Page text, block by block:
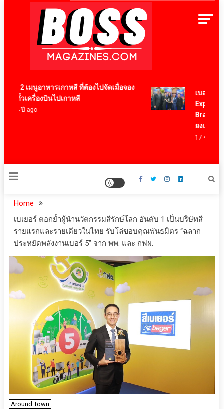
BossMagazinesThailand
12 เมนูอาหารเกาหลี ที่ต้องไปจัดเมื่อจอง
ตั๋วเครื่องบินไปเกาหลี
4 ปี ago
เบอร์แทรม
Export
Brand ตอ
ยงเพียวใน
17 ชั่วโมง ago
Home
เบเยอร์ ตอกย้ำผู้นำนวัตกรรมสีรักษ์โลก อันดับ 1 เป็นบริษัทสี
รายแรกและรายเดียวในไทย รับโล่ขอบคุณพันธมิตร “ฉลาก
ประหยัดพลังงานเบอร์ 5” จาก พพ. และ กฟผ.
Around Town